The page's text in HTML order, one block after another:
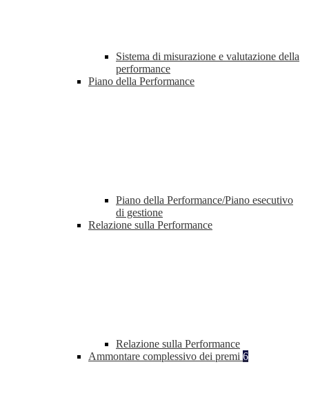
Sistema di misurazione e valutazione della
performance
Piano della Performance
Piano della Performance/Piano esecutivo
di gestione
Relazione sulla Performance
Relazione sulla Performance
Ammontare complessivo dei premi 6